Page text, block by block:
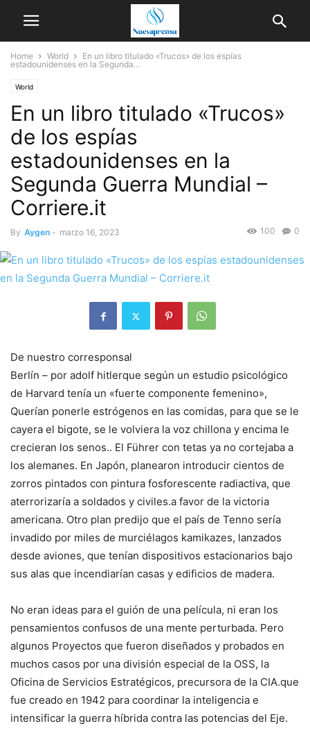
Home World
En un libro titulado «Trucos» de los espías
estadounidenses en la Segunda...
World
En un libro titulado «Trucos»
de los espías
estadounidenses en la
Segunda Guerra Mundial –
Corriere.it
By Aygen - marzo 16, 2023 0
100
De nuestro corresponsal
Berlín – por adolf hitlerque según un estudio psicológico
de Harvard tenía un «fuerte componente femenino»,
Querían ponerle estrógenos en las comidas, para que se le
cayera el bigote, se le volviera la voz chillona y encima le
crecieran los senos.. El Führer con tetas ya no cortejaba a
los alemanes. En Japón, planearon introducir cientos de
zorros pintados con pintura fosforescente radiactiva, que
aterrorizaría a soldados y civiles.a favor de la victoria
americana. Otro plan predijo que el país de Tenno sería
invadido por miles de murciélagos kamikazes, lanzados
desde aviones, que tenían dispositivos estacionarios bajo
sus alas que incendiarían casas y edificios de madera.
No eran ideas para el guión de una película, ni eran los
pensamientos confusos de una mente perturbada. Pero
algunos Proyectos que fueron diseñados y probados en
muchos casos por una división especial de la OSS, la
Oficina de Servicios Estratégicos, precursora de la CIA.que
fue creado en 1942 para coordinar la inteligencia e
intensificar la guerra híbrida contra las potencias del Eje.